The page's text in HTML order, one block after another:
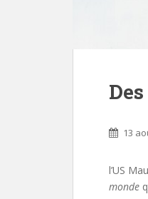
13
l’US
monde